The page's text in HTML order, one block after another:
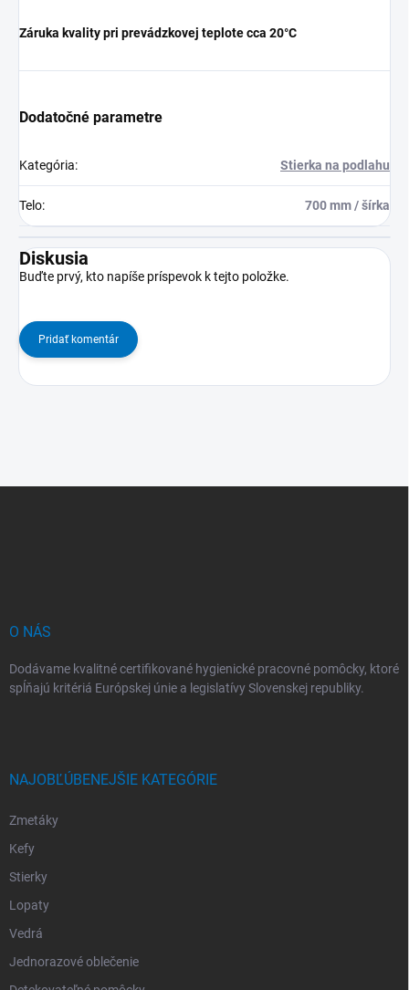
Záruka kvality pri prevádzkovej teplote cca 20°C
Dodatočné parametre
Kategória: Stierka na podlahu
Telo: 700 mm / šírka
Diskusia
Buďte prvý, kto napíše príspevok k tejto položke.
Pridať komentár
O NÁS
Dodávame kvalitné certifikované hygienické pracovné pomôcky, ktoré
spĺňajú kritériá Európskej únie a legislatívy Slovenskej republiky.
NAJOBĽÚBENEJŠIE KATEGÓRIE
Zmetáky
Kefy
Stierky
Lopaty
Vedrá
Jednorazové oblečenie